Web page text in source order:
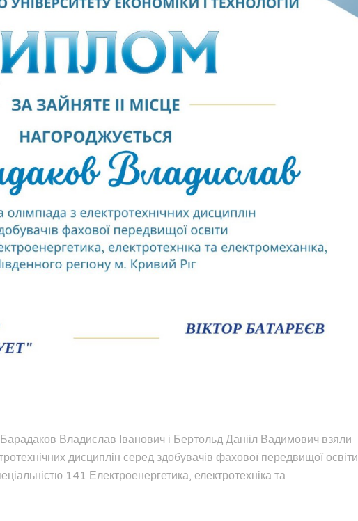
Владислав Іванович і Бертольд Данііл Вадимович взяли
дисциплін серед здобувачів фахової передвищої освіти
141 Електроенергетика, електротехніка та